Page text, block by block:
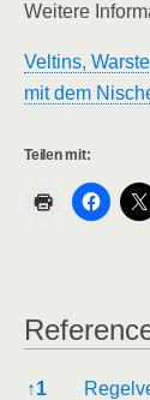
Weitere
Veltins,
mit dem
Teilen mit:
References
↑1